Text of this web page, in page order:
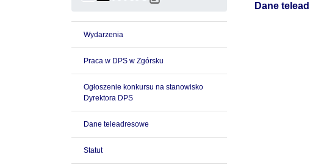
Wydarzenia
Praca w DPS w Zgórsku
Ogłoszenie konkursu na stanowisko
Dyrektora DPS
Dane teleadresowe
Statut
Dane